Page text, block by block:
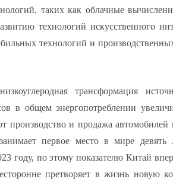
таких как облачные
технологий искусственного
технологий и
трансформация
в общем энергопотреблении
и продажа автомобилей
первое место в мире девять
году, по этому показателю Китай
претворяет в жизнь новую